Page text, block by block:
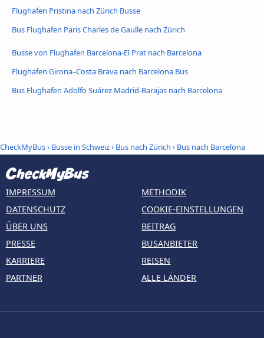
Flughafen Pristina nach Zürich Busse
Bus Flughafen Paris Charles de Gaulle nach Zürich
Busse von Flughafen Barcelona-El Prat nach Barcelona
Flughafen Girona–Costa Brava nach Barcelona Bus
Bus Flughafen Adolfo Suárez Madrid-Barajas nach Barcelona
CheckMyBus› Busse in Schweiz› Bus nach Zürich › Bus nach Barcelona
IMPRESSUM
DATENSCHUTZ
ÜBER UNS
PRESSE
KARRIERE
PARTNER
METHODIK
COOKIE-EINSTELLUNGEN
BEITRAG
BUSANBIETER
REISEN
ALLE LÄNDER